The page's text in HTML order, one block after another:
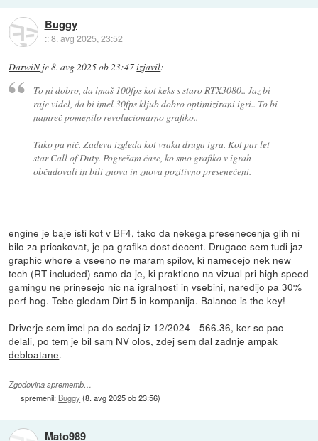
Buggy
::8. avg 2025, 23:52
DarwiNje8. avg 2025 ob 23:47izjavil:
To ni dobro, da imaš 100fps kot keks s staro RTX3080.. Jaz bi
raje videl, da bi imel 30fps kljub dobro optimizirani igri.. To bi
namreč pomenilo revolucionarno grafiko..
Tako pa nič. Zadeva izgleda kot vsaka druga igra. Kot par let
star Call of Duty. Pogrešam čase, ko smo grafiko v igrah
občudovali in bili znova in znova pozitivno presenečeni.
engine je baje isti kot v BF4, tako da nekega presenecenja glih ni
bilo za pricakovat, je pa grafika dost decent. Drugace sem tudi jaz
graphic whore a vseeno ne maram spilov, ki namecejo nek new
tech (RT included) samo da je, ki prakticno na vizual pri high speed
gamingu ne prinesejo nic na igralnosti in vsebini, naredijo pa 30%
perf hog. Tebe gledam Dirt 5 in kompanija. Balance is the key!
Driverje sem imel pa do sedaj iz 12/2024 - 566.36, ker so pac
delali, po tem je bil sam NV olos, zdej sem dal zadnje ampak
debloatane.
Zgodovina sprememb…
spremenil: Buggy (8. avg 2025 ob 23:56)
Mato989